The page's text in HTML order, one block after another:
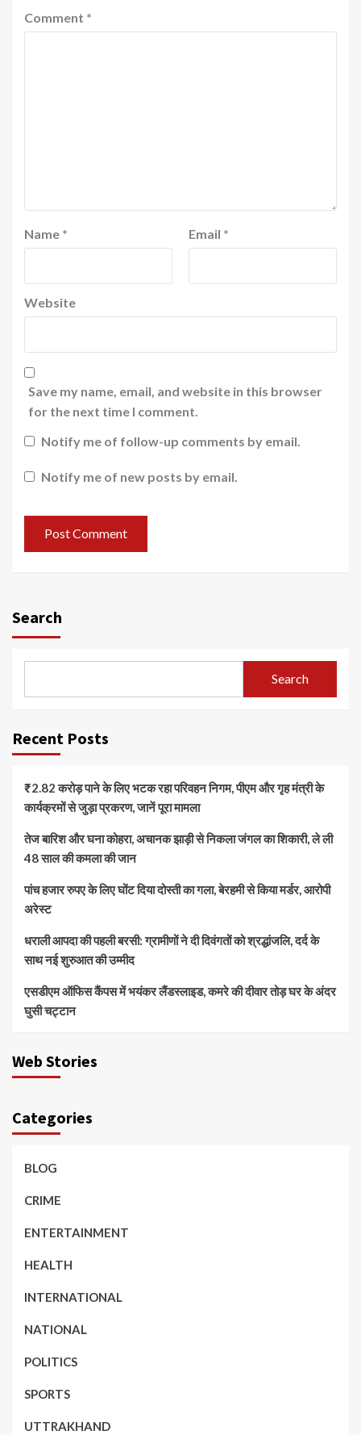
Comment *
Name * Email *
Website
Save my name, email, and website in this browser
for the next time I comment.
Notify me of follow-up comments by email.
Notify me of new posts by email.
Search
Search
Recent Posts
₹2.82 करोड़ पाने के लिए भटक रहा परिवहन निगम, पीएम और गृह मंत्री के
कार्यक्रमों से जुड़ा प्रकरण, जानें पूरा मामला
तेज बारिश और घना कोहरा, अचानक झाड़ी से निकला जंगल का शिकारी, ले ली
48 साल की कमला की जान
पांच हजार रुपए के लिए घोंट दिया दोस्ती का गला, बेरहमी से किया मर्डर, आरोपी
अरेस्ट
धराली आपदा की पहली बरसी: ग्रामीणों ने दी दिवंगतों को श्रद्धांजलि, दर्द के
साथ नई शुरुआत की उम्मीद
एसडीएम ऑफिस कैंपस में भयंकर लैंडस्लाइड, कमरे की दीवार तोड़ घर के अंदर
घुसी चट्टान
Web Stories
Categories
BLOG
CRIME
ENTERTAINMENT
HEALTH
INTERNATIONAL
NATIONAL
POLITICS
SPORTS
UTTRAKHAND